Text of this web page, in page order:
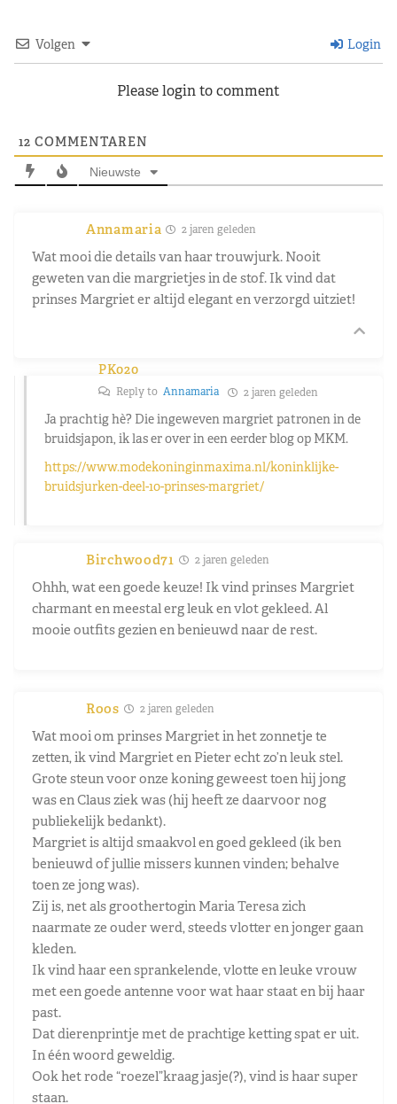
Volgen Login
Please login to comment
12 COMMENTAREN
Nieuwste
Annamaria 2 jaren geleden
Wat mooi die details van haar trouwjurk. Nooit
geweten van die margrietjes in de stof. Ik vind dat
prinses Margriet er altijd elegant en verzorgd uitziet!
PK020
Reply to Annamaria 2 jaren geleden
Ja prachtig hè? Die ingeweven margriet patronen in de
bruidsjapon, ik las er over in een eerder blog op MKM.
https://www.modekoninginmaxima.nl/koninklijke-
bruidsjurken-deel-10-prinses-margriet/
Birchwood71 2 jaren geleden
Ohhh, wat een goede keuze! Ik vind prinses Margriet
charmant en meestal erg leuk en vlot gekleed. Al
mooie outfits gezien en benieuwd naar de rest.
Roos 2 jaren geleden
Wat mooi om prinses Margriet in het zonnetje te
zetten, ik vind Margriet en Pieter echt zo’n leuk stel.
Grote steun voor onze koning geweest toen hij jong
was en Claus ziek was (hij heeft ze daarvoor nog
publiekelijk bedankt).
Margriet is altijd smaakvol en goed gekleed (ik ben
benieuwd of jullie missers kunnen vinden; behalve
toen ze jong was).
Zij is, net als groothertogin Maria Teresa zich
naarmate ze ouder werd, steeds vlotter en jonger gaan
kleden.
Ik vind haar een sprankelende, vlotte en leuke vrouw
met een goede antenne voor wat haar staat en bij haar
past.
Dat dierenprintje met de prachtige ketting spat er uit.
In één woord geweldig.
Ook het rode “roezel”kraag jasje(?), vind is haar super
staan.